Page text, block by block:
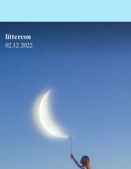
littercon
02.12.2022